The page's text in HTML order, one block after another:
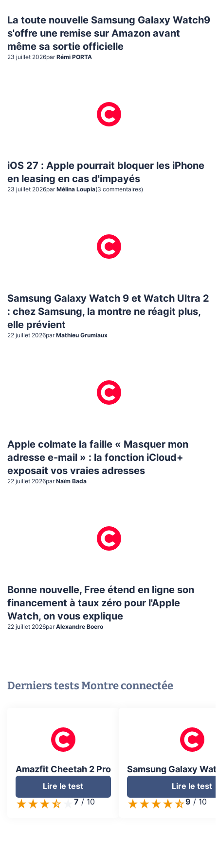
La toute nouvelle Samsung Galaxy Watch9
s'offre une remise sur Amazon avant
même sa sortie officielle
23 juillet 2026par Rémi PORTA
iOS 27 : Apple pourrait bloquer les iPhone
en leasing en cas d'impayés
23 juillet 2026par Mélina Loupia(3 commentaires)
Samsung Galaxy Watch 9 et Watch Ultra 2
: chez Samsung, la montre ne réagit plus,
elle prévient
22 juillet 2026par Mathieu Grumiaux
Apple colmate la faille « Masquer mon
adresse e-mail » : la fonction iCloud+
exposait vos vraies adresses
22 juillet 2026par Naïm Bada
Bonne nouvelle, Free étend en ligne son
financement à taux zéro pour l'Apple
Watch, on vous explique
22 juillet 2026par Alexandre Boero
Derniers testsMontre connectée
Amazfit Cheetah 2 Pro
Lire le test
7 / 10
Samsung Galaxy
Lire le test
9 / 10